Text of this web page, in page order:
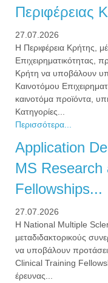
Περιφέρειας
27.07.2026
Η Περιφέρεια Κρήτης,
Επιχειρηματικότητας,
Κρήτη να υποβάλουν
Καινοτόμου
καινοτόμα προϊόντα,
Κατηγορίες...
Περισσότερα...
Application
MS Research
Fellowships...
27.07.2026
Η National Multiple
μεταδιδακτορικούς
να υποβάλουν
Clinical Training
έρευνας...